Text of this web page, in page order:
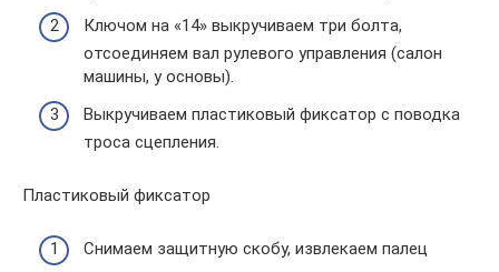
Ключом на «14» выкручиваем три болта,
отсоединяем вал рулевого управления (салон
машины, у основы).
Выкручиваем пластиковый фиксатор с поводка
троса сцепления.
Пластиковый фиксатор
Снимаем защитную скобу, извлекаем палец